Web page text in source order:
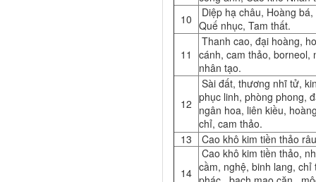
10
Diệp hạ châu, Hoàng
Quế nhục, Tam thất.
11
Thanh cao, đại hoàng,
cánh, cam thảo, borneol,
nhân tạo.
12
Sài đất, thương nhĩ tử,
phục linh, phòng phong,
ngân hoa, liên kiều,
chỉ, cam thảo.
13
Cao khô kim tiền thảo
14
Cao khô kim tiền thảo,
cầm, nghệ, binh lang, chỉ